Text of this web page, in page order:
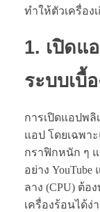
ทำให้ตัวเครื่อง
1. เปิดแ
ระบบเบื้
การเปิดแอปพ
แอป โดยเฉพา
กราฟิกหนัก ๆ
อย่าง
ลาง (CPU) ต้อ
เครื่องร้อนได้ง่